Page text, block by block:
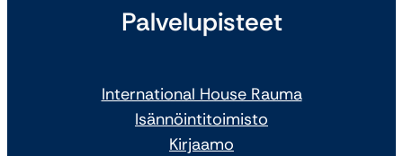
Palvelupisteet
International House Rauma
Isännöintitoimisto
Kirjaamo